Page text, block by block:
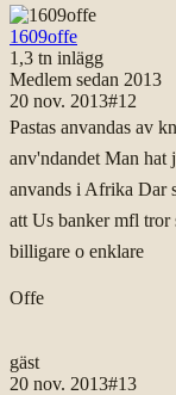
1609offe
1,3 tn inlägg
Medlem sedan 2013
20 nov. 2013#12
Pastas anvandas av
anv'ndandet Man hat
anvands i Afrika Dar
att Us banker mfl tror
billigare o enklare
Offe
gäst
20 nov. 2013#13